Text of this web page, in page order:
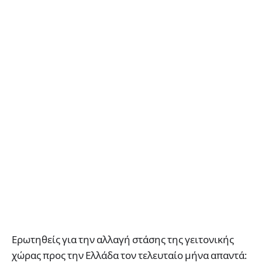
Ερωτηθείς για την αλλαγή στάσης της γειτονικής
χώρας προς την Ελλάδα τον τελευταίο μήνα απαντά: